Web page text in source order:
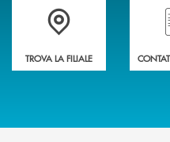
Accedi all' elenco completo
TROVA LA FILIALE
Hai